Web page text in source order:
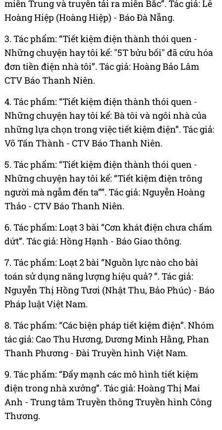
miền Trung và truyền tải ra miền Bắc”. Tác giả: Lê
Hoàng Hiệp (Hoàng Hiệp) - Báo Đà Nẵng.
3. Tác phẩm: “Tiết kiệm điện thành thói quen -
Những chuyện hay tôi kể: "5T bửu bối" đã cứu hóa
đơn tiền điện nhà tôi”. Tác giả: Hoàng Bảo Lâm
CTV Báo Thanh Niên.
4. Tác phẩm: “Tiết kiệm điện thành thói quen -
Những chuyện hay tôi kể: Bà tôi và ngôi nhà của
những lựa chọn trong việc tiết kiệm điện”. Tác giả:
Võ Tấn Thành - CTV Báo Thanh Niên.
5. Tác phẩm: “Tiết kiệm điện thành thói quen -
Những chuyện hay tôi kể: “Tiết kiệm điện trông
người mà ngẫm đến ta””. Tác giả: Nguyễn Hoàng
Thảo - CTV Báo Thanh Niên.
6. Tác phẩm: Loạt 3 bài “Cơn khát điện chưa chấm
dứt”. Tác giả: Hồng Hạnh - Báo Giao thông.
7. Tác phẩm: Loạt 2 bài “Nguồn lực nào cho bài
toán sử dụng năng lượng hiệu quả? ”. Tác giả:
Nguyễn Thị Hồng Tươi (Nhật Thu, Bảo Phúc) - Báo
Pháp luật Việt Nam.
8. Tác phẩm: “Các biện pháp tiết kiệm điện”. Nhóm
tác giả: Cao Thu Hương, Dương Minh Hằng, Phan
Thanh Phương - Đài Truyền hình Việt Nam.
9. Tác phẩm: “Đẩy mạnh các mô hình tiết kiệm
điện trong nhà xưởng”. Tác giả: Hoàng Thị Mai
Anh - Trung tâm Truyền thông Truyền hình Công
Thương.